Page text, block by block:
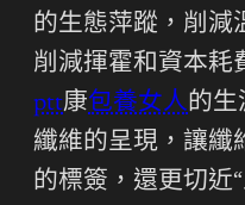
的生態萍蹤，削減
削減揮霍和資本耗
ptt康包養女人的
纖維的呈現，讓纖
的標簽，還更切近